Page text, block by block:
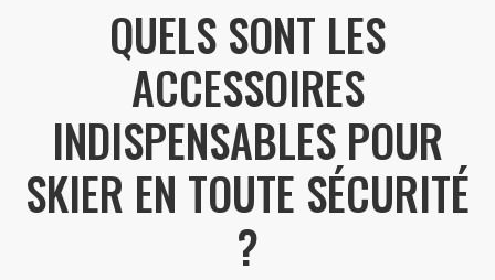
QUELS SONT LES
ACCESSOIRES
INDISPENSABLES POUR
SKIER EN TOUTE SÉCURITÉ
?